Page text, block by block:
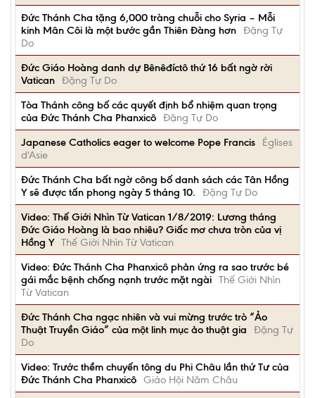
Đức Thánh Cha tặng 6,000 tràng chuỗi cho Syria – Mỗi
kinh Mân Côi là một bước gần Thiên Đàng hơn Đặng Tự
Do
Đức Giáo Hoàng danh dự Bênêđíctô thứ 16 bất ngờ rời
Vatican Đặng Tự Do
Tòa Thánh công bố các quyết định bổ nhiệm quan trọng
của Đức Thánh Cha Phanxicô Đặng Tự Do
Japanese Catholics eager to welcome Pope Francis
Églises
d'Asie
Đức Thánh Cha bất ngờ công bố danh sách các Tân Hồng
Y sẽ được tấn phong ngày 5 tháng 10.
Đặng Tự Do
Video: Thế Giới Nhìn Từ Vatican 1/8/2019: Lương tháng
Đức Giáo Hoàng là bao nhiêu? Giấc mơ chưa tròn của vị
Hồng Y Thế Giới Nhìn Từ Vatican
Video: Đức Thánh Cha Phanxicô phản ứng ra sao trước bé
gái mắc bệnh chống nạnh trước mặt ngài Thế Giới Nhìn
Từ Vatican
Đức Thánh Cha ngạc nhiên và vui mừng trước trò “Ảo
Thuật Truyền Giáo” của một linh mục ảo thuật gia
Đặng Tự
Do
Video: Trước thềm chuyến tông du Phi Châu lần thứ Tư của
Đức Thánh Cha Phanxicô Giáo Hội Năm Châu